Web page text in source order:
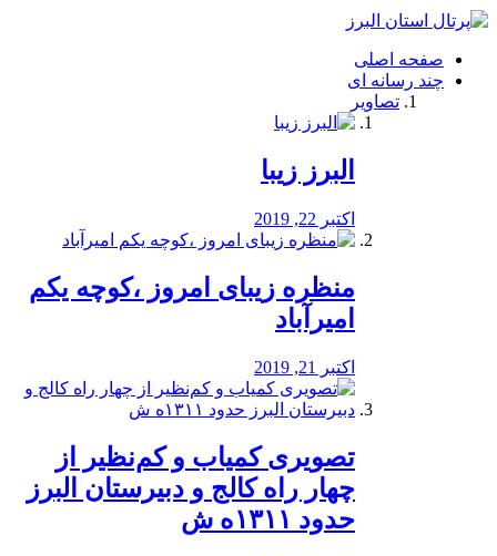
فصد
شرق
تهران
خشکشویی
صفحه اصلی
چند رسانه ای
تصاویر
البرز زیبا
اکتبر 22, 2019
منظره‌‌ زیبای امروز ،کوچه یکم
امیرآباد
اکتبر 21, 2019
️تصویری کمیاب و کم‌نظیر از
چهار راه كالج و دبيرستان البرز
حدود ۱۳۱۱ه ش